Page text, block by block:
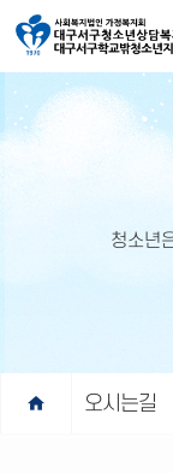
청소년
home
오시는길